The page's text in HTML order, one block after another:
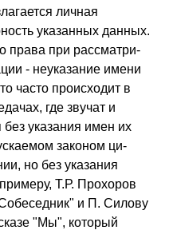
личная
указанных данных.
права при рассматри­
- неуказание имени
часто происходит в
где звучат и
указа­ния имен их
законом ци­
но без указания
Т.Р. Прохоров
и П. Силову
"Мы", который